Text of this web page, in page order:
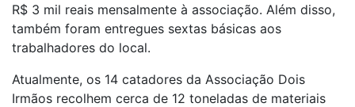
R$ 3 mil reais mensalmente à associação. Além disso,
também foram entregues sextas básicas aos
trabalhadores do local.
Atualmente, os 14 catadores da Associação Dois
Irmãos recolhem cerca de 12 toneladas de materiais